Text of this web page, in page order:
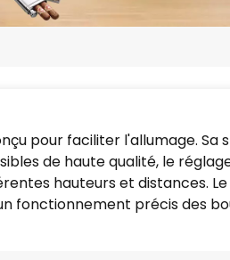
pour faciliter l'allumage.
de haute qualité, le
hauteurs et distances.
fonctionnement précis des